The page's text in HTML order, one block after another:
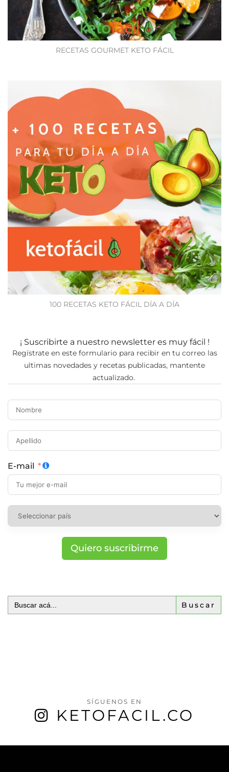
RECETAS GOURMET KETO FÁCIL
100 RECETAS KETO FÁCIL DÍA A DÍA
¡ Suscribirte a nuestro newsletter es muy fácil !
Regístrate en este formulario para recibir en tu correo las
ultimas novedades y recetas publicadas, mantente
actualizado.
E-mail
Quiero suscribirme
Buscar:
SÍGUENOS EN
KETOFACIL.CO